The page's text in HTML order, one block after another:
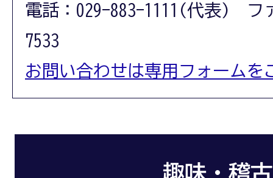
電話：029-883-1111(代表) フ
7533
お問い合わせは専用フォームを
趣味・稽